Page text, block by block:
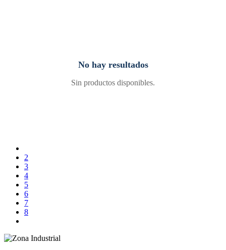
No hay resultados
Sin productos disponibles.
2
3
4
5
6
7
8